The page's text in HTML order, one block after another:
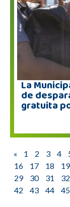
La
de
gratuita
« 1 2 3 4
16
17 18 19
29
30 31 32
42
43 44 45